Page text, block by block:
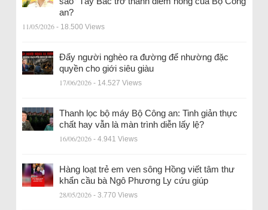
an?
11/05/2026 - 18.500 Views
Đẩy người nghèo ra đường để nhường đặc
quyền cho giới siêu giàu
17/06/2026 - 14.527 Views
Thanh lọc bộ máy Bộ Công an: Tinh giản thực
chất hay vẫn là màn trình diễn lấy lệ?
16/06/2026 - 4.941 Views
Hàng loạt trẻ em ven sông Hồng viết tâm thư
khẩn cầu bà Ngô Phương Ly cứu giúp
28/05/2026 - 3.770 Views